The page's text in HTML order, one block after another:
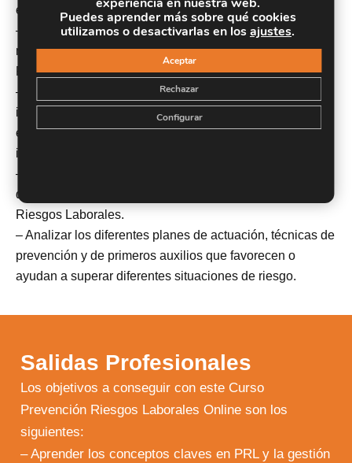
estratégica en la empresa.
– Desarrollar en el alumnado aquellas competencias
necesarias para ejercer las funciones de Técnico en
Prevención de Riesgos Laborales de Nivel Básico.
– Adquirir conocimientos que permitan al alumnado
identificar, evitar, corregir y prevenir problemas
específicos que puedan poner en peligro la salud e
integridad de los trabajadores.
– Conocer las leyes y normas en materia de prevención
de riesgos laborales en base a la Ley de Prevención de
Riesgos Laborales.
– Analizar los diferentes planes de actuación, técnicas de
prevención y de primeros auxilios que favorecen o
ayudan a superar diferentes situaciones de riesgo.
Salidas Profesionales
Los objetivos a conseguir con este Curso
Prevención Riesgos Laborales Online son los
siguientes:
– Aprender los conceptos claves en PRL y la gestión
Puedes aprender más sobre qué cookies
utilizamos o desactivarlas en losajustes.
Aceptar
Rechazar
Configurar